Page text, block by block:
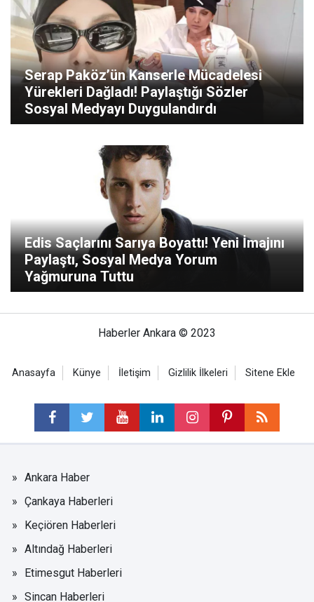
Serap Paköz’ün Kanserle Mücadelesi
Yürekleri Dağladı! Paylaştığı Sözler
Sosyal Medyayı Duygulandırdı
Edis Saçlarını Sarıya Boyattı! Yeni İmajını
Paylaştı, Sosyal Medya Yorum
Yağmuruna Tuttu
Haberler Ankara © 2023
Anasayfa Künye İletişim Gizlilik İlkeleri Sitene Ekle
Ankara Haber
Çankaya Haberleri
Keçiören Haberleri
Altındağ Haberleri
Etimesgut Haberleri
Sincan Haberleri